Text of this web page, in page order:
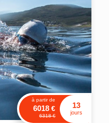
à partir de
6018€
6318€
13
jours